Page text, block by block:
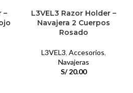
–
L3VEL3 Razor Holder –
Navajera 2 Cuerpos
Rosado
L3VEL3, Accesorios,
Navajeras
S/20.00